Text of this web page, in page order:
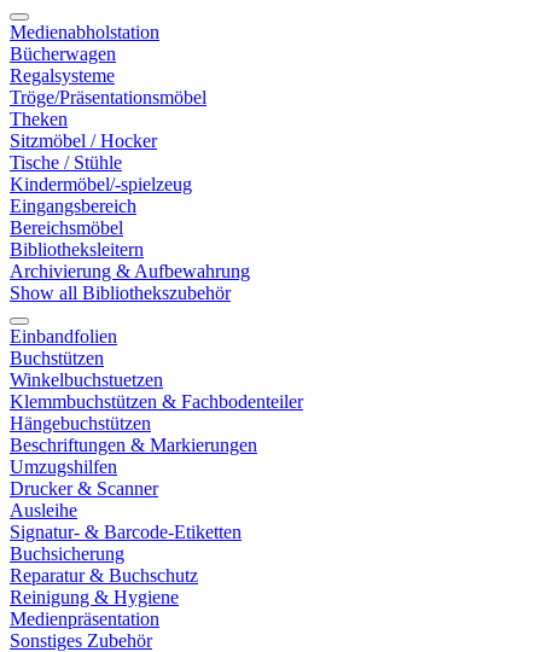
Medienabholstation
Bücherwagen
Regalsysteme
Tröge/Präsentationsmöbel
Theken
Sitzmöbel / Hocker
Tische / Stühle
Kindermöbel/-spielzeug
Eingangsbereich
Bereichsmöbel
Bibliotheksleitern
Archivierung & Aufbewahrung
Show all Bibliothekszubehör
Einbandfolien
Buchstützen
Winkelbuchstuetzen
Klemmbuchstützen & Fachbodenteiler
Hängebuchstützen
Beschriftungen & Markierungen
Umzugshilfen
Drucker & Scanner
Ausleihe
Signatur- & Barcode-Etiketten
Buchsicherung
Reparatur & Buchschutz
Reinigung & Hygiene
Medienpräsentation
Sonstiges Zubehör